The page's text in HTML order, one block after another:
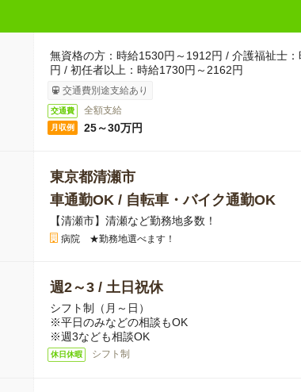
無資格の方：時給1530円～1912円 / 介護福祉士
円 / 初任者以上：時給1730円～2162円
交通費別途支給あり
交通費 全額支給
月収例 25～30万円
東京都清瀬市
車通勤OK / 自転車・バイク通勤OK
【清瀬市】清瀬など勤務地多数！
病院 ★勤務地選べます！
週2～3 / 土日祝休
シフト制（月～日）
※平日のみなどの相談もOK
※週3なども相談OK
休日休暇 シフト制